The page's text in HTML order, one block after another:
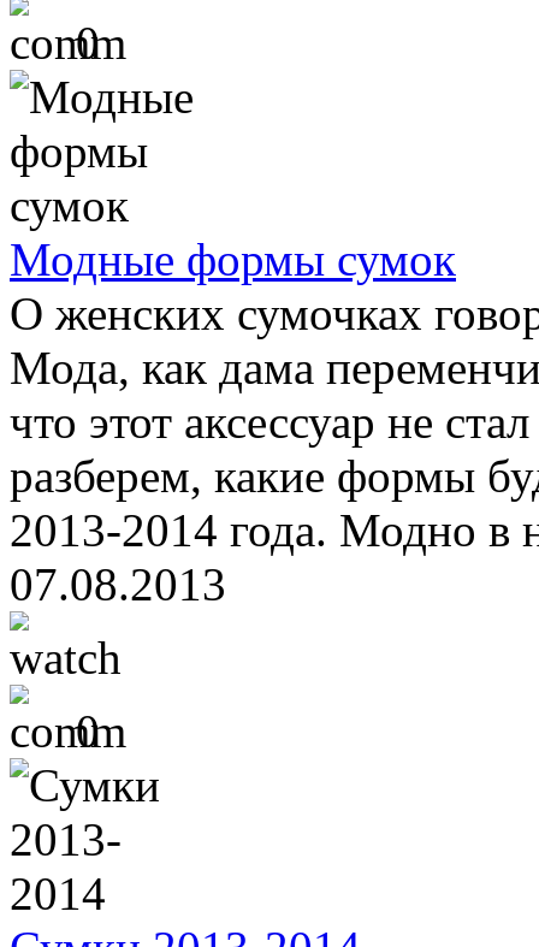
0
Модные формы сумок
О женских сумочках
Мода, как дама
что этот аксессуар не
разберем, какие формы
2013-2014 года. Модно в
07.08.2013
0